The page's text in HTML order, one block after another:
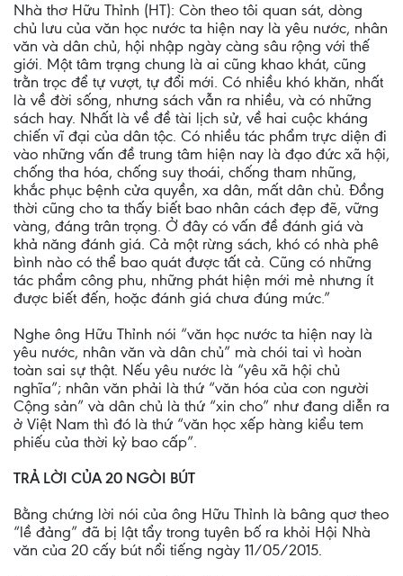
Nhà thơ Hữu Thỉnh (HT): Còn theo tôi quan sát, dòng
chủ lưu của văn học nước ta hiện nay là yêu nước, nhân
văn và dân chủ, hội nhập ngày càng sâu rộng với thế
giới. Một tâm trạng chung là ai cũng khao khát, cũng
trằn trọc để tự vượt, tự đổi mới. Có nhiều khó khăn, nhất
là về đời sống, nhưng sách vẫn ra nhiều, và có những
sách hay. Nhất là về đề tài lịch sử, về hai cuộc kháng
chiến vĩ đại của dân tộc. Có nhiều tác phẩm trực diện đi
vào những vấn đề trung tâm hiện nay là đạo đức xã hội,
chống tha hóa, chống suy thoái, chống tham nhũng,
khắc phục bệnh cửa quyền, xa dân, mất dân chủ. Đồng
thời cũng cho ta thấy biết bao nhân cách đẹp đẽ, vững
vàng, đáng trân trọng. Ở đây có vấn đề đánh giá và
khả năng đánh giá. Cả một rừng sách, khó có nhà phê
bình nào có thể bao quát được tất cả. Cũng có những
tác phẩm công phu, những phát hiện mới mẻ nhưng ít
được biết đến, hoặc đánh giá chưa đúng mức.”
Nghe ông Hữu Thỉnh nói “văn học nước ta hiện nay là
yêu nước, nhân văn và dân chủ” mà chói tai vì hoàn
toàn sai sự thật. Nếu yêu nước là “yêu xã hội chủ
nghĩa”; nhân văn phải là thứ “văn hóa của con người
Cộng sản” và dân chủ là thứ “xin cho” như đang diễn ra
ở Việt Nam thì đó là thứ “văn học xếp hàng kiểu tem
phiếu của thời kỷ bao cấp”.
TRẢ LỜI CỦA 20 NGÒI BÚT
Bằng chứng lời nói của ông Hữu Thỉnh là bâng quơ theo
“lề đảng” đã bị lật tẩy trong tuyên bố ra khỏi Hội Nhà
văn của 20 cấy bút nổi tiếng ngày 11/05/2015.